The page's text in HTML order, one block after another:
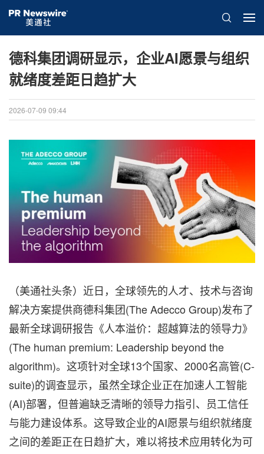
德科集团调研显示，企业AI愿景与组织
就绪度差距日趋扩大
2026-07-09 09:44
（美通社头条）近日，全球领先的人才、技术与咨询
解决方案提供商德科集团(The Adecco Group)发布了
最新全球调研报告《人本溢价：超越算法的领导力》
(The human premium: Leadership beyond the
algorithm)。这项针对全球13个国家、2000名高管(C-
suite)的调查显示，虽然全球企业正在加速人工智能
(AI)部署，但普遍缺乏清晰的领导力指引、员工信任
与能力建设体系。这导致企业的AI愿景与组织就绪度
之间的差距正在日趋扩大，难以将技术应用转化为可